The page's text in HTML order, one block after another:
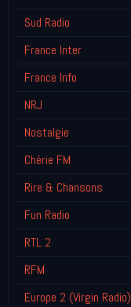
Sud Radio
France Inter
France Info
NRJ
Nostalgie
Chérie FM
Rire & Chansons
Fun Radio
RTL 2
RFM
Europe 2 (Virgin Radio)